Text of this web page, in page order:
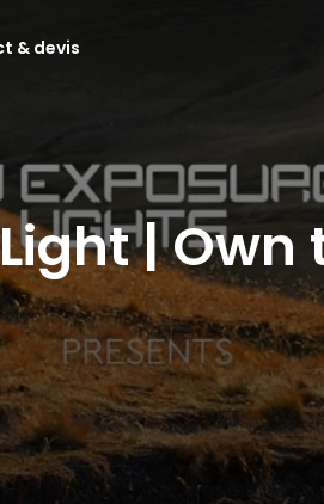
& devis
| Own